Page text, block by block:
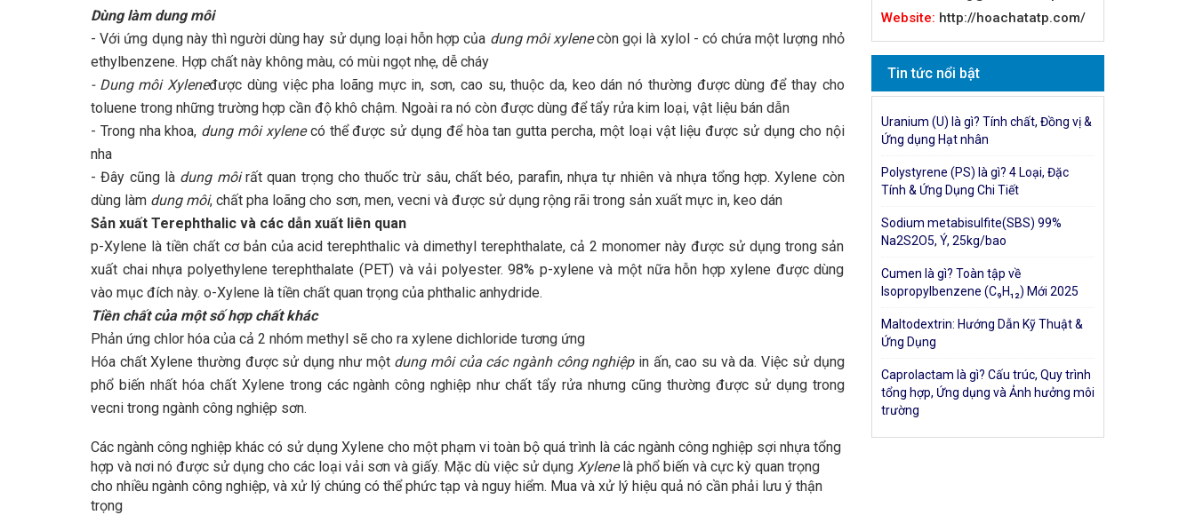
Dùng làm dung môi
- Với ứng dụng này thì người dùng hay sử dụng loại hỗn hợp của dung môi xylenecòn gọi là xylol - có chứa một lượng nhỏ
ethylbenzene. Hợp chất này không màu, có mùi ngọt nhẹ, dễ cháy
- Dung môi Xyleneđược dùng việc pha loãng mực in, sơn, cao su, thuộc da, keo dán nó thường được dùng để thay cho
toluene trong những trường hợp cần độ khô chậm. Ngoài ra nó còn được dùng để tẩy rửa kim loại, vật liệu bán dẫn
- Trong nha khoa, dung môi xylenecó thể được sử dụng để hòa tan gutta percha, một loại vật liệu được sử dụng cho nội
nha
- Đây cũng là dung môirất quan trọng cho thuốc trừ sâu, chất béo, parafin, nhựa tự nhiên và nhựa tổng hợp. Xylene còn
dùng làm dung môi, chất pha loãng cho sơn, men, vecni và được sử dụng rộng rãi trong sản xuất mực in, keo dán
Sản xuất Terephthalic và các dẫn xuất liên quan
p-Xylene là tiền chất cơ bản của acid terephthalic và dimethyl terephthalate, cả 2 monomer này được sử dụng trong sản
xuất chai nhựa polyethylene terephthalate (PET) và vải polyester. 98% p-xylene và một nữa hỗn hợp xylene được dùng
vào mục đích này. o-Xylene là tiền chất quan trọng của phthalic anhydride.
Tiền chất của một số hợp chất khác
Phản ứng chlor hóa của cả 2 nhóm methyl sẽ cho ra xylene dichloride tương ứng
Hóa chất Xylene thường được sử dụng như một dung môi của các ngành công nghiệpin ấn, cao su và da. Việc sử dụng
phổ biến nhất hóa chất Xylene trong các ngành công nghiệp như chất tẩy rửa nhưng cũng thường được sử dụng trong
vecni trong ngành công nghiệp sơn.
Các ngành công nghiệp khác có sử dụng Xylene cho một phạm vi toàn bộ quá trình là các ngành công nghiệp sợi nhựa tổng
hợp và nơi nó được sử dụng cho các loại vải sơn và giấy. Mặc dù việc sử dụng Xylenelà phổ biến và cực kỳ quan trọng
cho nhiều ngành công nghiệp, và xử lý chúng có thể phức tạp và nguy hiểm. Mua và xử lý hiệu quả nó cần phải lưu ý thận
trọng
Website: http://hoachatatp.com/
Tin tức nổi bật
Uranium (U) là gì? Tính chất, Đồng vị &
Ứng dụng Hạt nhân
Polystyrene (PS) là gì? 4 Loại, Đặc
Tính & Ứng Dụng Chi Tiết
Sodium metabisulfite(SBS) 99%
Na2S2O5, Ý, 25kg/bao
Cumen là gì? Toàn tập về
Isopropylbenzene (C₉H₁₂) Mới 2025
Maltodextrin: Hướng Dẫn Kỹ Thuật &
Ứng Dụng
Caprolactam là gì? Cấu trúc, Quy trình
tổng hợp, Ứng dụng và Ảnh hưởng môi
trường